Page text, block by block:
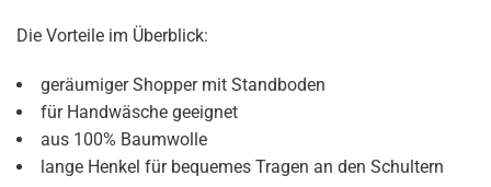
Die Vorteile im Überblick:
geräumiger Shopper mit Standboden
für Handwäsche geeignet
aus 100% Baumwolle
lange Henkel für bequemes Tragen an den Schultern